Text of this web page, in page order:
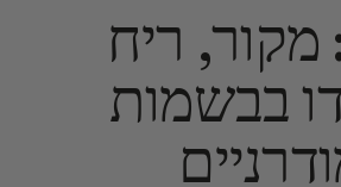
מקור, ריח
בבשמות